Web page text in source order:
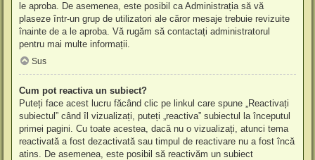
le aproba. De asemenea, este posibil ca Administrația să vă
plaseze într-un grup de utilizatori ale căror mesaje trebuie revizuite
înainte de a le aproba. Vă rugăm să contactați administratorul
pentru mai multe informații.
Sus
Cum pot reactiva un subiect?
Puteți face acest lucru făcând clic pe linkul care spune „Reactivați
subiectul” când îl vizualizați, puteți „reactiva” subiectul la începutul
primei pagini. Cu toate acestea, dacă nu o vizualizați, atunci tema
reactivată a fost dezactivată sau timpul de reactivare nu a fost încă
atins. De asemenea, este posibil să reactivăm un subiect